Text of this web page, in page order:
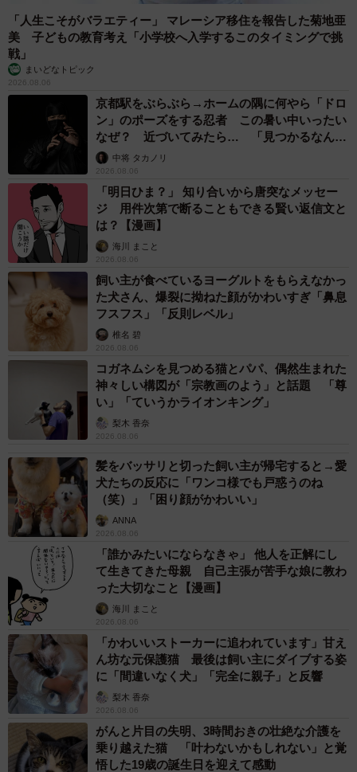
「人生こそがバラエティー」 マレーシア移住を報告した菊地亜
美 子どもの教育考え「小学校へ入学するこのタイミングで挑
戦」
まいどなトピック
2026.08.06
京都駅をぶらぶら→ホームの隅に何やら「ドロ
ン」のポーズをする忍者 この暑い中いったい
なぜ？ 近づいてみたら… 「見つかるなんて
未熟」中将 タカノリ
2026.08.06
「明日ひま？」 知り合いから唐突なメッセー
ジ 用件次第で断ることもできる賢い返信文と
は？【漫画】
海川 まこと
2026.08.06
飼い主が食べているヨーグルトをもらえなかっ
た犬さん、爆裂に拗ねた顔がかわいすぎ「鼻息
フスフス」「反則レベル」
椎名 碧
2026.08.06
コガネムシを見つめる猫とパパ、偶然生まれた
神々しい構図が「宗教画のよう」と話題 「尊
い」「ていうかライオンキング」
梨木 香奈
2026.08.06
髪をバッサリと切った飼い主が帰宅すると→愛
犬たちの反応に「ワンコ様でも戸惑うのね
（笑）」「困り顔がかわいい」
ANNA
2026.08.06
「誰かみたいにならなきゃ」 他人を正解にし
て生きてきた母親 自己主張が苦手な娘に教わ
った大切なこと【漫画】
海川 まこと
2026.08.06
「かわいいストーカーに追われています」甘え
ん坊な元保護猫 最後は飼い主にダイブする姿
に「間違いなく犬」「完全に親子」と反響
梨木 香奈
2026.08.06
がんと片目の失明、3時間おきの壮絶な介護を
乗り越えた猫 「叶わないかもしれない」と覚
悟した19歳の誕生日を迎えて感動